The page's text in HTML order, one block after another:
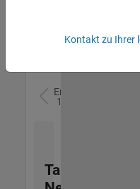
Marketing |
Ergebnisse
1- 2 von
Talent
Kontakt zu Ihrer